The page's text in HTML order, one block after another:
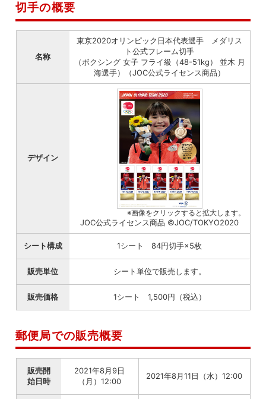
切手の概要
名称
東京2020オリンピック日本代表選手 メダリス
ト公式フレーム切手
（ボクシング 女子 フライ級（48-51kg） 並木 月
海選手）（JOC公式ライセンス商品）
デザイン
※画像をクリックすると拡大します。
JOC公式ライセンス商品 ©JOC/TOKYO2020
シート構成 1シート 84円切手×5枚
販売単位 シート単位で販売します。
販売価格 1シート 1,500円（税込）
郵便局での販売概要
販売開
始日時
2021年8月9日
（月）12:00
2021年8月11日（水）12:00